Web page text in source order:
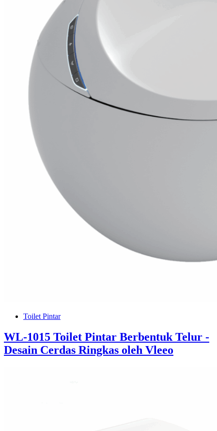
Toilet Pintar
WL-1015 Toilet Pintar Berbentuk Telur -
Desain Cerdas Ringkas oleh Vleeo